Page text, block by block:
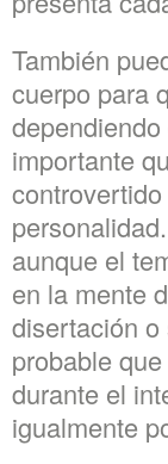
También
cuerpo para
importante
aunque el
en la mente
disertación
probable
durante el
igualmente